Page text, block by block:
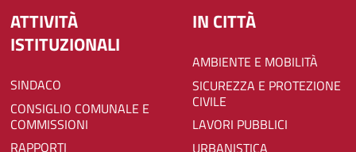
ATTIVITÀ
ISTITUZIONALI
SINDACO
CONSIGLIO COMUNALE E
COMMISSIONI
RAPPORTI
IN CITTÀ
AMBIENTE E MOBILITÀ
SICUREZZA E PROTEZIONE
CIVILE
LAVORI PUBBLICI
URBANISTICA